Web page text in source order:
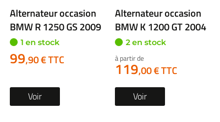
Alternateur occasion
BMW R 1250 GS 2009
1 en stock
99,90 € TTC
Voir
Alternateur occasion
BMW K 1200 GT 2004
2 en stock
à partir de
119,00 € TTC
Voir